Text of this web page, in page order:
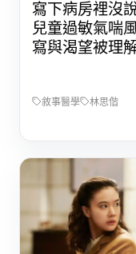
寫下病房裡沒
兒童過敏氣喘
寫與渴望被理
敘事醫學 林思偕